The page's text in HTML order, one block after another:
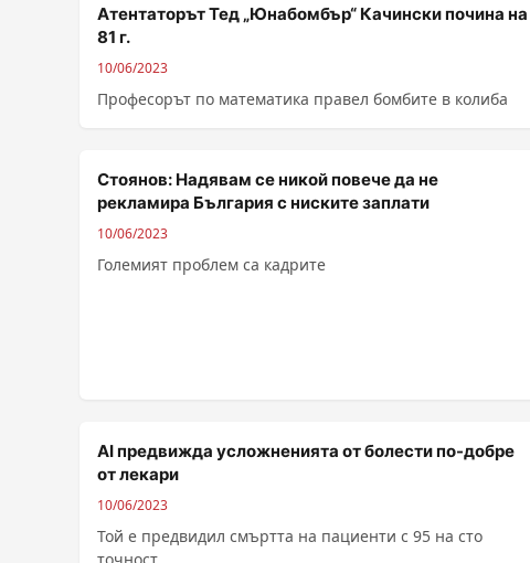
Атентаторът Тед „Юнабомбър“ Качински почина на
81 г.
10/06/2023
Професорът по математика правел бомбите в колиба
Стоянов: Надявам се никой повече да не
рекламира България с ниските заплати
10/06/2023
Големият проблем са кадрите
AI предвижда усложненията от болести по-добре
от лекари
10/06/2023
Той е предвидил смъртта на пациенти с 95 на сто